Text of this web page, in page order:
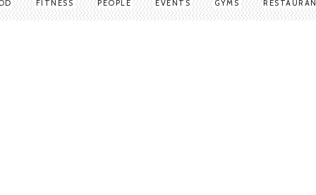
FITNESS PEOPLE EVENTS GYMS